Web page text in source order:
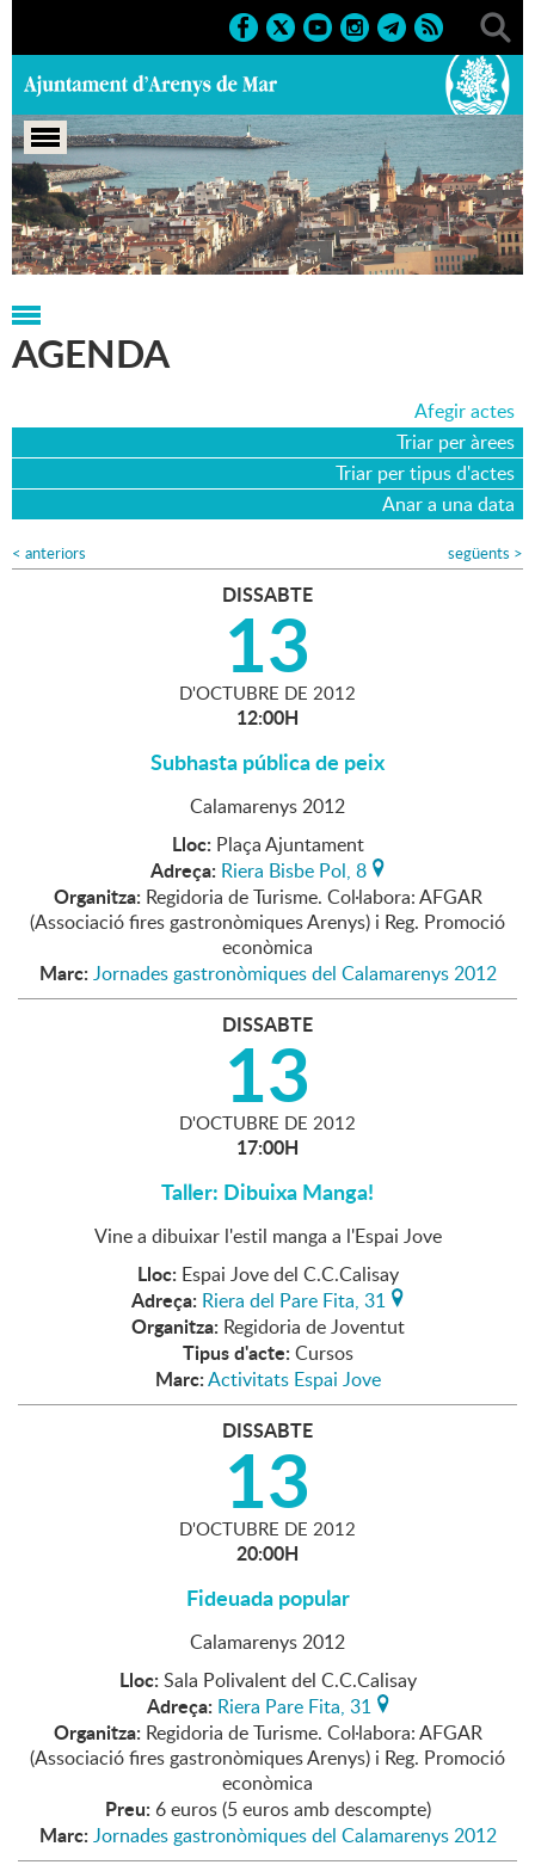
Portada > Agenda > 13-10-2012
AGENDA
Afegir actes
Triar per àrees
Triar per tipus d'actes
Anar a una data
< anteriors següents >
DISSABTE
13
D'OCTUBRE DE 2012
12:00H
Subhasta pública de peix
Calamarenys 2012
Lloc: Plaça Ajuntament
Adreça: Riera Bisbe Pol, 8
Organitza: Regidoria de Turisme. Col·labora: AFGAR
(Associació fires gastronòmiques Arenys) i Reg. Promoció
econòmica
Marc: Jornades gastronòmiques del Calamarenys 2012
DISSABTE
13
D'OCTUBRE DE 2012
17:00H
Taller: Dibuixa Manga!
Vine a dibuixar l'estil manga a l'Espai Jove
Lloc: Espai Jove del C.C.Calisay
Adreça: Riera del Pare Fita, 31
Organitza: Regidoria de Joventut
Tipus d'acte: Cursos
Marc:Activitats Espai Jove
DISSABTE
13
D'OCTUBRE DE 2012
20:00H
Fideuada popular
Calamarenys 2012
Lloc: Sala Polivalent del C.C.Calisay
Adreça: Riera Pare Fita, 31
Organitza: Regidoria de Turisme. Col·labora: AFGAR
(Associació fires gastronòmiques Arenys) i Reg. Promoció
econòmica
Preu: 6 euros (5 euros amb descompte)
Marc: Jornades gastronòmiques del Calamarenys 2012